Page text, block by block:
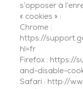
s’opposer à
« cookies » :
Chrome :
https://
hl=fr
Firefox : https://
and-disable-
Safari : http://